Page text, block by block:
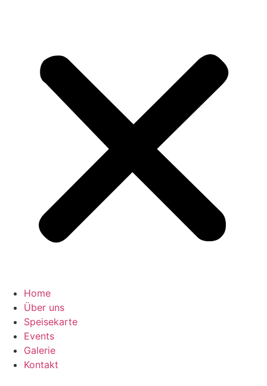
Home
Über uns
Speisekarte
Events
Galerie
Kontakt